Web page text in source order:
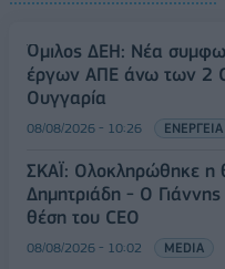
Όμιλος ΔΕΗ: Νέα
έργων ΑΠΕ άνω των 2
Ουγγαρία
08/08/2026 - 10:26 ΕΝΕΡΓΕΙΑ
ΣΚΑΪ: Ολοκληρώθηκε η
Δημητριάδη - Ο
θέση του CEO
08/08/2026 - 10:02 MEDIA